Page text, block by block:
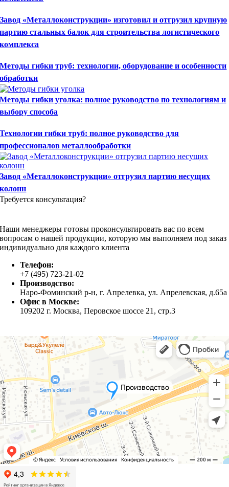
Завод «Металлоконструкции» изготовил и отгрузил крупную
партию стальных балок для строительства логистического
комплекса
Методы гибки труб: технологии, оборудование и особенности
обработки
Методы гибки уголка: полное руководство по технологиям и
выбору способа
Технологии гибки труб: полное руководство для
профессионалов металлообработки
Завод «Металлоконструкции» отгрузил партию несущих
колонн
Требуется консультация?
Наши менеджеры готовы проконсультировать вас по всем
вопросам о нашей продукции, которую мы выполняем под заказ
индивидуально для каждого клиента
Телефон:
+7 (495) 723-21-02
Производство:
Наро-Фоминский р-н, г. Апрелевка, ул. Апрелевская, д.65а
Офис в Москве:
109202 г. Москва, Перовское шоссе 21, стр.3